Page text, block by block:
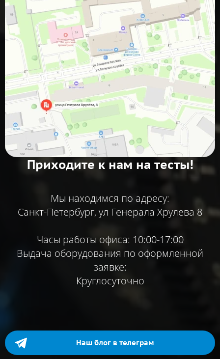
Приходите к нам на тесты!
Мы находимся по адресу:
Санкт-Петербург, ул Генерала Хрулева 8
Часы работы офиса: 10:00-17:00
Выдача оборудования по оформленной
заявке:
Круглосуточно
Наш блог в телеграм